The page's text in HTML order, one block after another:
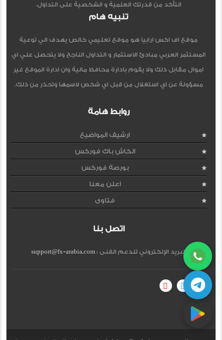
التأكد من قدرتك العلمية و الشخصية على التداول.
تنبيه هام
موقع اف اكس ارابيا هو موقع تعليمي خالص يهدف الي توعية
المستثمر العربي مبادئ الاستثمار و التداول الناجح ولا يتحصل علي اي
اموال مقابل ذلك ولا يقوم بادارة محافظ مالية وان ادارة الموقع غير
مسؤولة عن اي استغلال من قبل اي شخص لاسمها وتحذر من ذلك.
روابط هامة
ارشيف المواضيع
الكاش باك فوركس
بورصة فوركس
اعلن معنا
فتاوى
اتصل بنا
البريد الإلكتروني للدعم الفنى :support@fx-arabia.com